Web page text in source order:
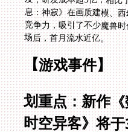
场后，首月流水近亿。
【游戏事件】
划重点：新作
时空异客》将